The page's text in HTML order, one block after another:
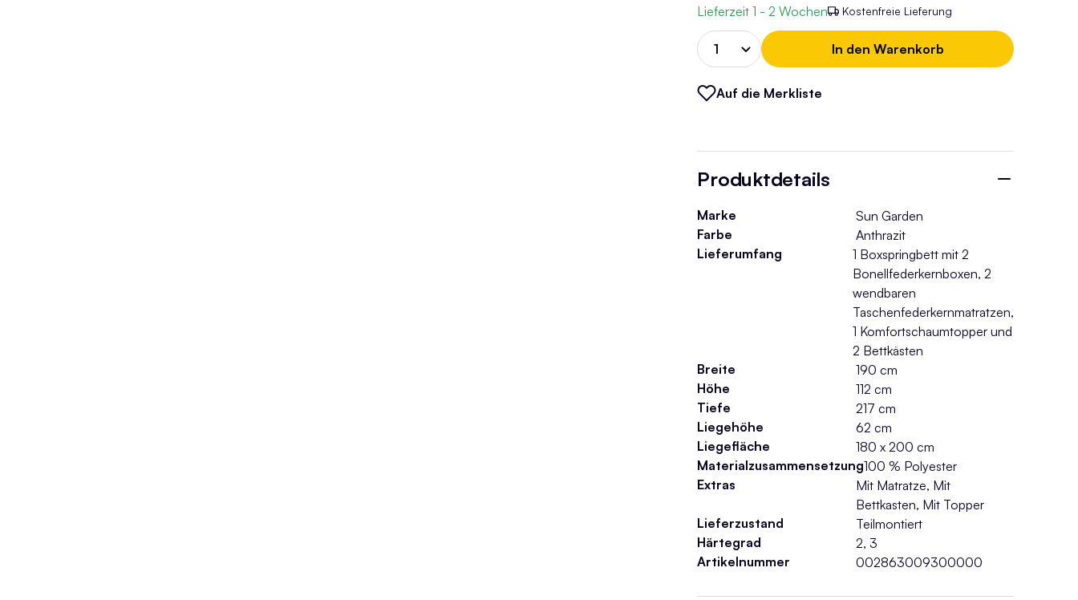
Lieferzeit1 - 2 Wochen Kostenfreie Lieferung
In den Warenkorb
Auf die Merkliste
Produktdetails
Marke
Sun Garden
Farbe
Anthrazit
Lieferumfang
1 Boxspringbett mit 2
Bonellfederkernboxen, 2
wendbaren
Taschenfederkernmatratzen,
1 Komfortschaumtopper und
2 Bettkästen
Breite
190 cm
Höhe
112 cm
Tiefe
217 cm
Liegehöhe
62 cm
Liegefläche
180 x 200 cm
Materialzusammensetzung100 % Polyester
Extras
Mit Matratze, Mit
Bettkasten, Mit Topper
Lieferzustand
Teilmontiert
Härtegrad
2, 3
Artikelnummer
002863009300000